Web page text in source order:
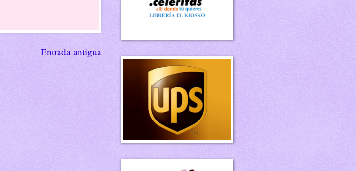
Entrada antigua